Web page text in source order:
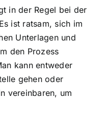
in der Regel bei der
ist ratsam, sich im
Unterlagen und
den Prozess
kann entweder
gehen oder
vereinbaren, um